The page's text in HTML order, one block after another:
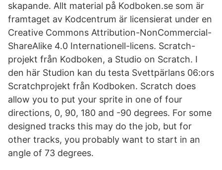
skapande. Allt material på Kodboken.se som är
framtaget av Kodcentrum är licensierat under en
Creative Commons Attribution-NonCommercial-
ShareAlike 4.0 Internationell-licens. Scratch-
projekt från Kodboken, a Studio on Scratch. I
den här Studion kan du testa Svettpärlans 06:ors
Scratchprojekt från Kodboken. Scratch does
allow you to put your sprite in one of four
directions, 0, 90, 180 and -90 degrees. For some
designed tracks this may do the job, but for
other tracks, you probably want to start in an
angle of 73 degrees.